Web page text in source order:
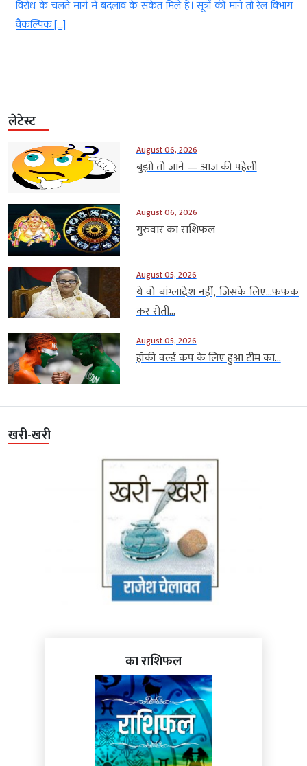
विरोध के चलते मार्ग में बदलाव के संकेत मिले है। सूत्रों की माने तो रेल विभाग
वैकल्पिक […]
लेटेस्ट
August 06, 2026
बुझो तो जाने — आज की पहेली
August 06, 2026
गुरुवार का राशिफल
August 05, 2026
ये वो बांग्लादेश नहीं, जिसके लिए…फफक
कर रोती...
August 05, 2026
हॉकी वर्ल्ड कप के लिए हुआ टीम का...
खरी-खरी
का राशिफल